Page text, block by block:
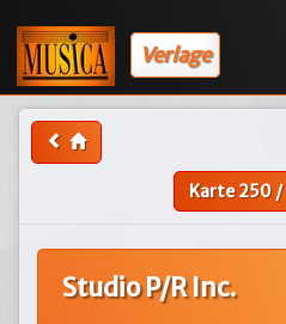
Verlage
Karte250 /
Studio P/R Inc.